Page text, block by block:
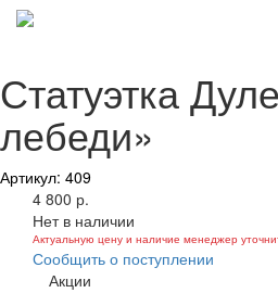
Статуэтка
лебеди»
Артикул: 409
4 800 р.
Нет в наличии
Актуальную цену и наличие менеджер
Сообщить о поступлении
Акции